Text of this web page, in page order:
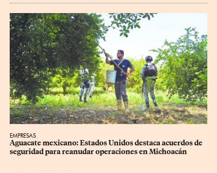
EMPRESAS
Aguacate mexicano: Estados Unidos destaca acuerdos de
seguridad para reanudar operaciones en Michoacán